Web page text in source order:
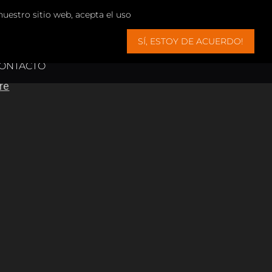
sitio web, acepta el uso
SÍ, ESTOY DE ACUERDO!